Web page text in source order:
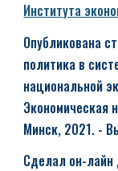
Института
Опубликована
политика в
национальной
Экономическая
Минск, 2021. -
Сделал он-лайн